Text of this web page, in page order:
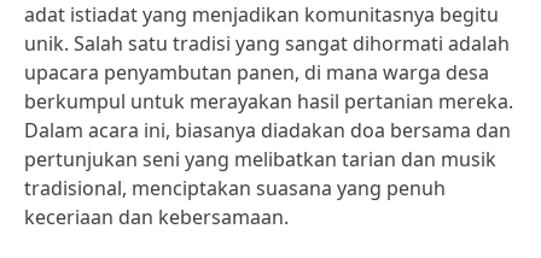
adat istiadat yang menjadikan komunitasnya begitu
unik. Salah satu tradisi yang sangat dihormati adalah
upacara penyambutan panen, di mana warga desa
berkumpul untuk merayakan hasil pertanian mereka.
Dalam acara ini, biasanya diadakan doa bersama dan
pertunjukan seni yang melibatkan tarian dan musik
tradisional, menciptakan suasana yang penuh
keceriaan dan kebersamaan.